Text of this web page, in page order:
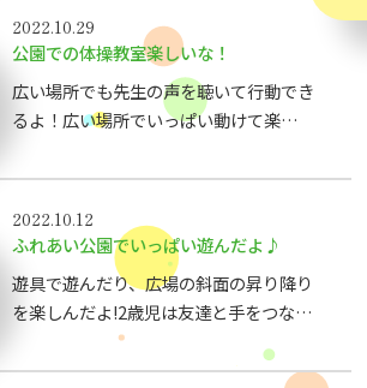
れから地域に出かけて…仮装した地域
の自転車屋のおじさんに協力してもらい
ました。お菓子をもらって大喜びの子ど
もたち。
2022.10.29
公園での体操教室楽しいな！
広い場所でも先生の声を聴いて行動でき
るよ！広い場所でいっぱい動けて楽しい
2022.10.12
ふれあい公園でいっぱい遊んだよ♪
遊具で遊んだり、広場の斜面の昇り降り
を楽しんだよ!2歳児は友達と手をつない
で歩くこともできるんです。